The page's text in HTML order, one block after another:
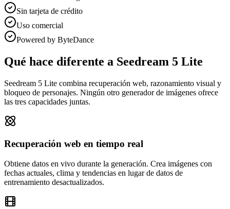
Sin tarjeta de crédito
Uso comercial
Powered by ByteDance
Qué hace diferente a Seedream 5 Lite
Seedream 5 Lite combina recuperación web, razonamiento visual y
bloqueo de personajes. Ningún otro generador de imágenes ofrece
las tres capacidades juntas.
Recuperación web en tiempo real
Obtiene datos en vivo durante la generación. Crea imágenes con
fechas actuales, clima y tendencias en lugar de datos de
entrenamiento desactualizados.